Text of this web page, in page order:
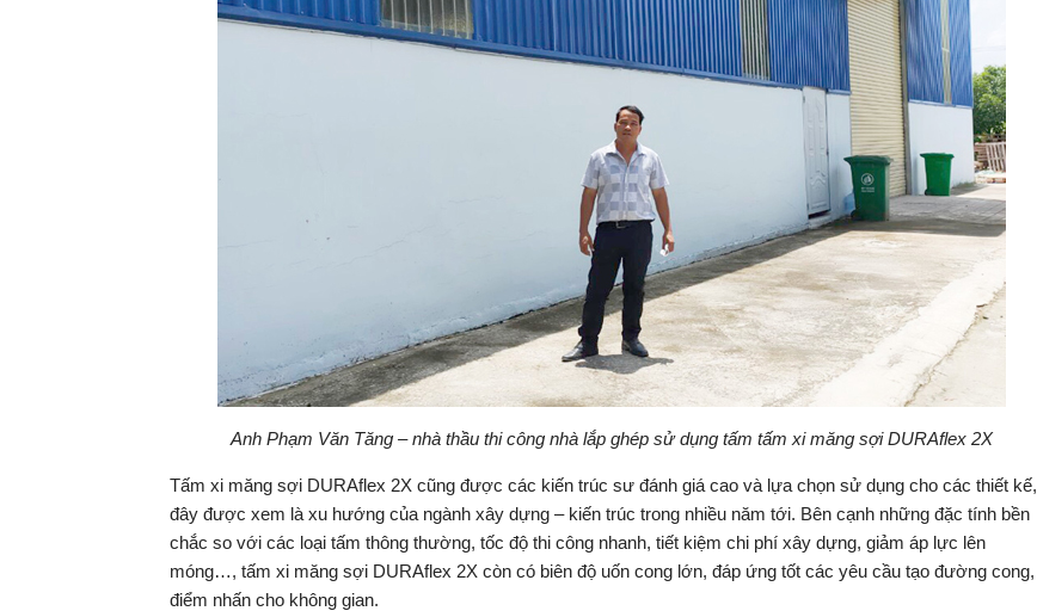
Anh Phạm Văn Tăng – nhà thầu thi công nhà lắp ghép sử dụng tấm tấm xi măng sợi DURAflex 2X
Tấm xi măng sợi DURAflex 2X cũng được các kiến trúc sư đánh giá cao và lựa chọn sử dụng cho các thiết kế,
đây được xem là xu hướng của ngành xây dựng – kiến trúc trong nhiều năm tới. Bên cạnh những đặc tính bền
chắc so với các loại tấm thông thường, tốc độ thi công nhanh, tiết kiệm chi phí xây dựng, giảm áp lực lên
móng…, tấm xi măng sợi DURAflex 2X còn có biên độ uốn cong lớn, đáp ứng tốt các yêu cầu tạo đường cong,
điểm nhấn cho không gian.